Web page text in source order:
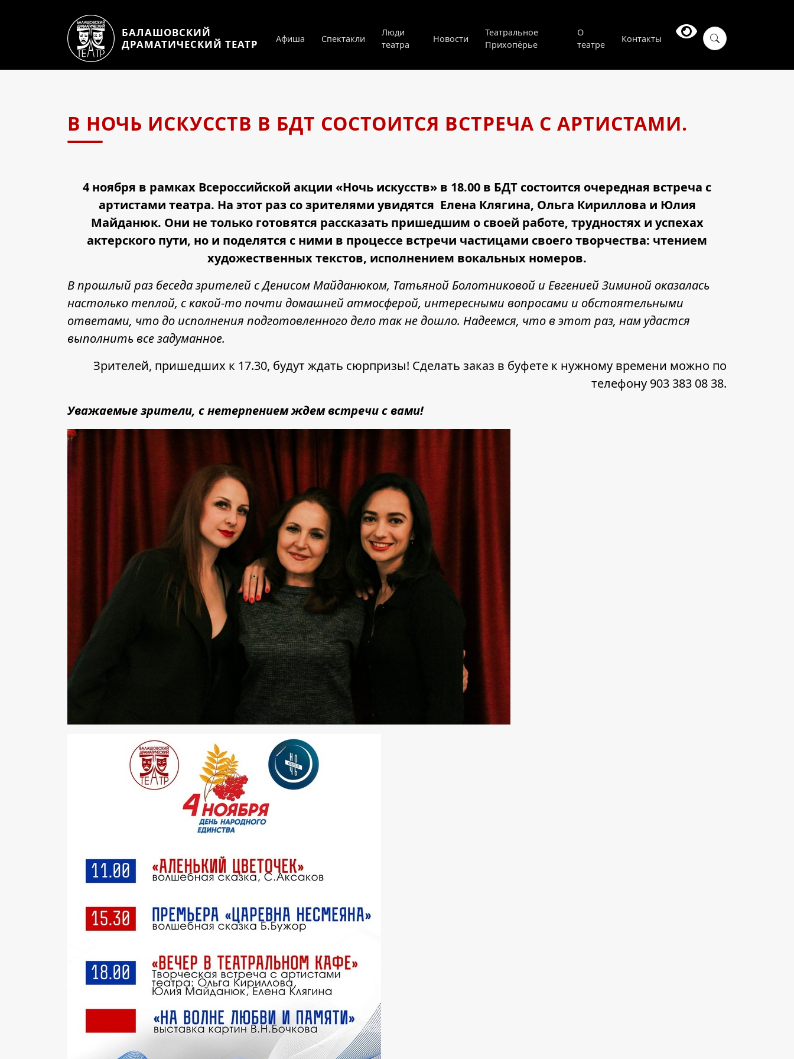
БАЛАШОВСКИЙ
ДРАМАТИЧЕСКИЙ ТЕАТР
Афиша Спектакли
Люди
театра
Новости
Театральное
Прихопёрье
О
театре
Контакты
В НОЧЬ ИСКУССТВ В БДТ СОСТОИТСЯ ВСТРЕЧА С АРТИСТАМИ.
4 ноября в рамках Всероссийской акции «Ночь искусств» в 18.00 в БДТ состоится очередная встреча с
артистами театра. На этот раз со зрителями увидятся Елена Клягина, Ольга Кириллова и Юлия
Майданюк. Они не только готовятся рассказать пришедшим о своей работе, трудностях и успехах
актерского пути, но и поделятся с ними в процессе встречи частицами своего творчества: чтением
художественных текстов, исполнением вокальных номеров.
В прошлый раз беседа зрителей с Денисом Майданюком, Татьяной Болотниковой и Евгенией Зиминой оказалась
настолько теплой, с какой-то почти домашней атмосферой, интересными вопросами и обстоятельными
ответами, что до исполнения подготовленного дело так не дошло. Надеемся, что в этот раз, нам удастся
выполнить все задуманное.
Зрителей, пришедших к 17.30, будут ждать сюрпризы! Сделать заказ в буфете к нужному времени можно по
телефону 903 383 08 38.
Уважаемые зрители, с нетерпением ждем встречи с вами!